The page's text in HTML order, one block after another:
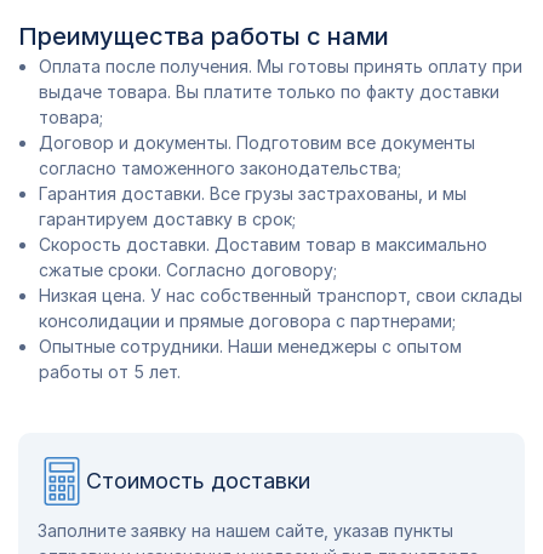
Преимущества работы с нами
Оплата после получения. Мы готовы принять оплату при
выдаче товара. Вы платите только по факту доставки
товара;
Договор и документы. Подготовим все документы
согласно таможенного законодательства;
Гарантия доставки. Все грузы застрахованы, и мы
гарантируем доставку в срок;
Скорость доставки. Доставим товар в максимально
сжатые сроки. Согласно договору;
Низкая цена. У нас собственный транспорт, свои склады
консолидации и прямые договора с партнерами;
Опытные сотрудники. Наши менеджеры с опытом
работы от 5 лет.
Стоимость доставки
Заполните заявку на нашем сайте, указав пункты